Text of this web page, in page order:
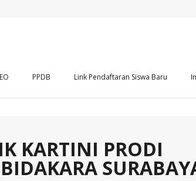
PPDB Link Pendaftaran Siswa Baru
KARTINI PRODI